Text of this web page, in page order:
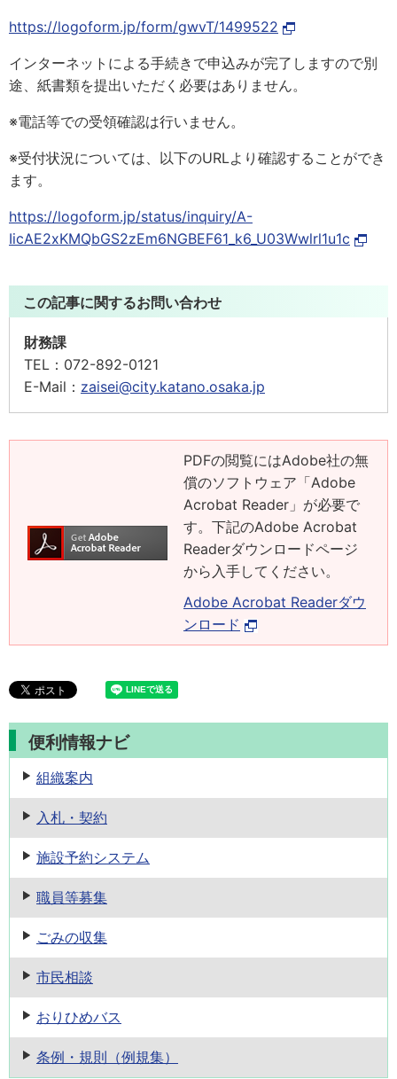
https://logoform.jp/form/gwvT/1499522
インターネットによる手続きで申込みが完了しますので別
途、紙書類を提出いただく必要はありません。
※電話等での受領確認は行いません。
※受付状況については、以下のURLより確認することができ
ます。
https://logoform.jp/status/inquiry/A-
IicAE2xKMQbGS2zEm6NGBEF61_k6_U03Wwlrl1u1c
この記事に関するお問い合わせ
財務課
TEL： 072-892-0121
E-Mail： zaisei@city.katano.osaka.jp
PDFの閲覧にはAdobe社の無
償のソフトウェア「Adobe
Acrobat Reader」が必要で
す。下記のAdobe Acrobat
Readerダウンロードページ
から入手してください。
Adobe Acrobat Readerダウ
ンロード
便利情報ナビ
組織案内
入札・契約
施設予約システム
職員等募集
ごみの収集
市民相談
おりひめバス
条例・規則 （例規集）